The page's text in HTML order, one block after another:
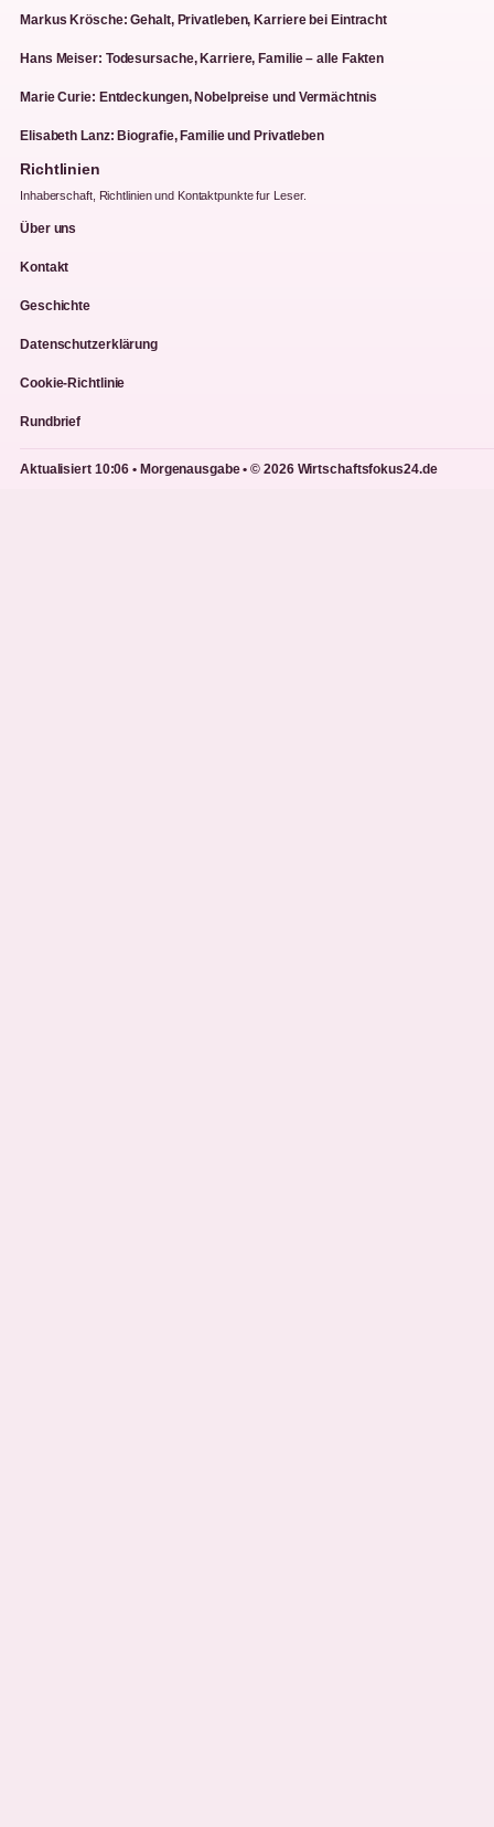
Markus Krösche: Gehalt, Privatleben, Karriere bei Eintracht
Hans Meiser: Todesursache, Karriere, Familie – alle Fakten
Marie Curie: Entdeckungen, Nobelpreise und Vermächtnis
Elisabeth Lanz: Biografie, Familie und Privatleben
Richtlinien
Inhaberschaft, Richtlinien und Kontaktpunkte fur Leser.
Über uns
Kontakt
Geschichte
Datenschutzerklärung
Cookie-Richtlinie
Rundbrief
Aktualisiert 10:06 • Morgenausgabe • © 2026 Wirtschaftsfokus24.de